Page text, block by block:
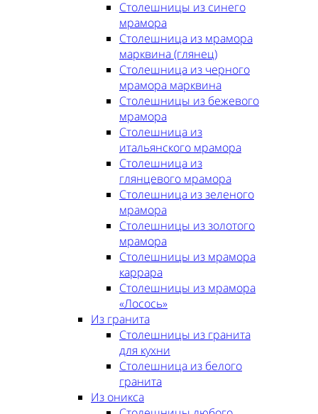
Столешницы из синего
мрамора
Столешница из мрамора
марквина (глянец)
Столешница из черного
мрамора марквина
Столешницы из бежевого
мрамора
Столешница из
итальянского мрамора
Столешница из
глянцевого мрамора
Столешница из зеленого
мрамора
Столешницы из золотого
мрамора
Столешницы из мрамора
каррара
Столешницы из мрамора
«Лосось»
Из гранита
Столешницы из гранита
для кухни
Столешница из белого
гранита
Из оникса